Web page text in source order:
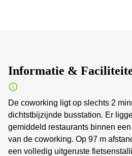
Informatie &
De coworking ligt op slechts 2
dichtstbijzijnde busstation. Er
gemiddeld restaurants binnen
van de coworking. Op 97 m
een volledig uitgeruste